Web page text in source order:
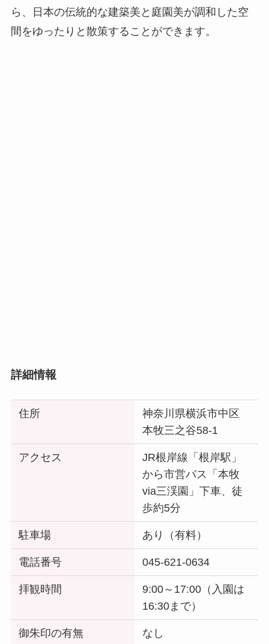
ら、日本の伝統的な建築美と庭園美が調和した空
間をゆったりと散策することができます。
詳細情報
住所
神奈川県横浜市中区
本牧三之谷58-1
アクセス
JR根岸線「根岸駅」
から市営バス「本牧
via三渓園」下車、徒
歩約5分
駐車場 あり（有料）
電話番号 045-621-0634
拝観時間
9:00～17:00（入園は
16:30まで）
御朱印の有無 なし